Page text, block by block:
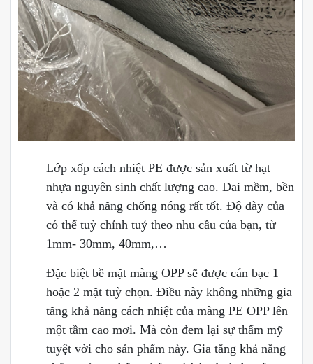
Lớp xốp cách nhiệt PE được sản xuất từ hạt
nhựa nguyên sinh chất lượng cao. Dai mềm, bền
và có khả năng chống nóng rất tốt. Độ dày của
có thể tuỳ chỉnh tuỷ theo nhu cầu của bạn, từ
1mm- 30mm, 40mm,…
Đặc biệt bề mặt màng OPP sẽ được cán bạc 1
hoặc 2 mặt tuỳ chọn. Điều này không những gia
tăng khả năng cách nhiệt của màng PE OPP lên
một tầm cao mơi. Mà còn đem lại sự thẩm mỹ
tuyệt vời cho sản phẩm này. Gia tăng khả năng